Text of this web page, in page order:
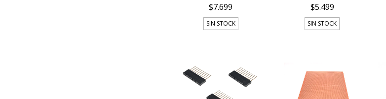
$7.699
SIN STOCK
$5.499
SIN STOCK